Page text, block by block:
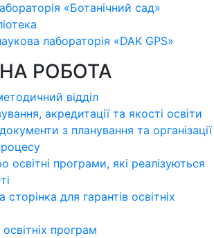
«Ботанічний сад»
лабораторія «DAK GPS»
РОБОТА
відділ
акредитації та якості освіти
з планування та організації
освітні програми, які реалізуються
сторінка для гарантів освітніх
програм